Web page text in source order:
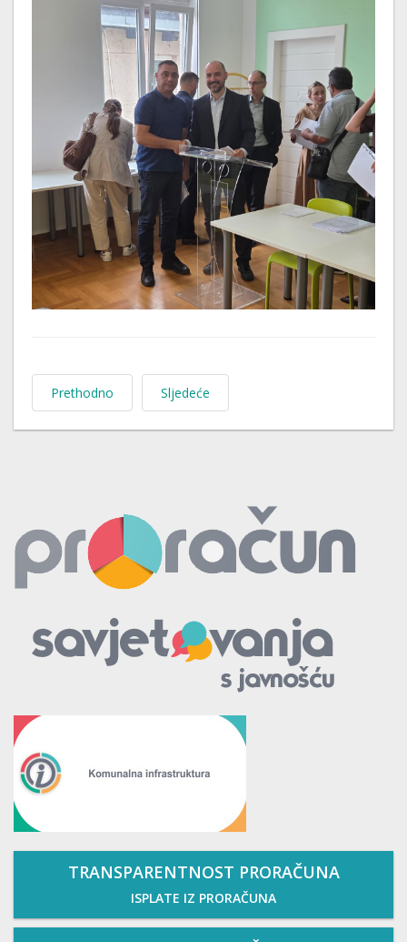
Prethodno Sljedeće
TRANSPARENTNOST PRORAČUNA
ISPLATE IZ PRORAČUNA